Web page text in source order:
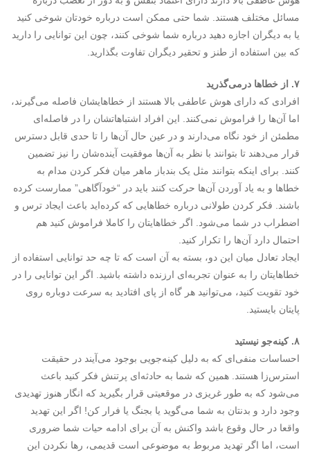
مسائل مختلف هستند. شما حتی ممکن است درباره خودتان شوخی کنید
یا به دیگران اجازه دهید درباره شما شوخی کنند، چون این توانایی را دارید
که بین استفاده از طنز و تحقیر دیگران تفاوت بگذارید.
۷. از خطاها درمی‌گذرید
افرادی که دارای هوش عاطفی بالا هستند از خطاهایشان فاصله می‌گیرند،
اما آن‌ها را فراموش نمی‌کنند. این افراد اشتباهاتشان را در فاصله‌ای
مطمئن از خود نگاه می‌دارند و در عین حال آن‌ها را تا حدی قابل دسترس
قرار می‌دهند تا بتوانند با نظر به آن‌ها موفقیت آینده‌شان را نیز تضمین
کنند. برای اینکه بتوانند مثل یک بندباز ماهر میان فکر کردن مدام به
خطاها و به یاد آوردن آن‌ها حرکت کنند باید در “خودآگاهی” ممارست کرده
باشند. فکر کردن طولانی درباره خطاهایی که کرده‌اید باعث ایجاد ترس و
اضطراب در شما می‌شود. اگر خطاهایتان را کاملا فراموش کنید هم
احتمال دارد آن‌ها را تکرار کنید.
ایجاد تعادل میان این دو، بسته به آن است که تا چه حد توانایی استفاده از
خطاهایتان را به عنوان تجربه‌ای ارزنده داشته باشید. اگر این توانایی را در
خود تقویت کنید، می‌توانید هر گاه از پای افتادید به سرعت دوباره روی
پایتان بایستید.
۸. کینه‌جو نیستید
احساسات منفی‌ای که به دلیل کینه‌جویی بوجود می‌آیند در حقیقت
استرس‌زا هستند. همین که شما به حادثه‌ای پرتنش فکر کنید باعث
می‌شود که به طور غریزی در موقعیتی قرار بگیرید که انگار هنوز تهدیدی
وجود دارد و بدنتان به شما می‌گوید یا بجنگ یا فرار کن! اگر این تهدید
واقعا در حال وقوع باشد واکنش به آن برای ادامه حیات شما ضروری
است، اما اگر تهدید مربوط به موضوعی است قدیمی، رها نکردن این